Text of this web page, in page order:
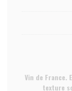
Vin de France.
texture